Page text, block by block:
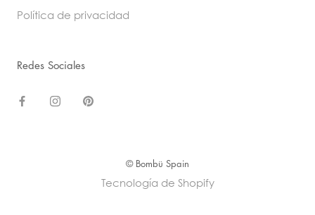
Política de privacidad
Redes Sociales
© Bombü Spain
Tecnología de Shopify